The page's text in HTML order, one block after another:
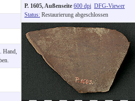
Hand,
P. 1605, Außenseite 600 dpi DFG-Viewer
Status: Restaurierung abgeschlossen